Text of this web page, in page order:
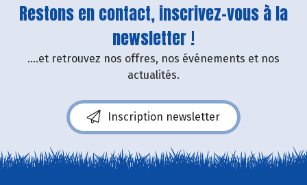
Restons en contact, inscrivez-vous à la
newsletter !
....et retrouvez nos offres, nos événements et nos
actualités.
Inscription newsletter